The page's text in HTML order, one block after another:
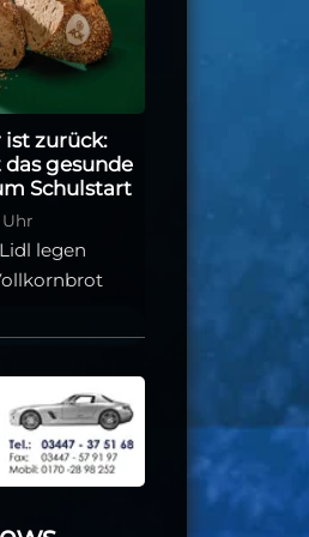
ist zurück:
gesunde
Schulstart
Uhr
legen